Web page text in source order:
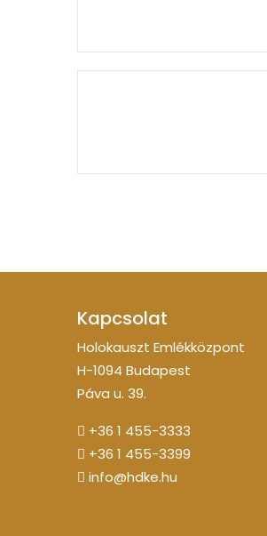
Kapcsolat
Holokauszt Emlékközpont
H-1094 Budapest
Páva u. 39.
+36 1 455-3333
+36 1 455-3399
info@hdke.hu